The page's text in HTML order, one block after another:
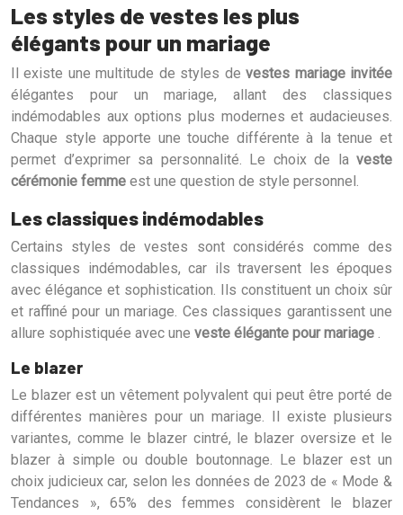
Les styles de vestes les plus
élégants pour un mariage
Il existe une multitude de styles devestes mariage invitée
élégantes pour un mariage, allant des classiques
indémodables aux options plus modernes et audacieuses.
Chaque style apporte une touche différente à la tenue et
permet d’exprimer sa personnalité. Le choix de la veste
cérémonie femme est une question de style personnel.
Les classiques indémodables
Certains styles de vestes sont considérés comme des
classiques indémodables, car ils traversent les époques
avec élégance et sophistication. Ils constituent un choix sûr
et raffiné pour un mariage. Ces classiques garantissent une
allure sophistiquée avec une veste élégante pour mariage
Le blazer
Le blazer est un vêtement polyvalent qui peut être porté de
différentes manières pour un mariage. Il existe plusieurs
variantes, comme le blazer cintré, le blazer oversize et le
blazer à simple ou double boutonnage. Le blazer est un
choix judicieux car, selon les données de 2023 de « Mode &
Tendances », 65% des femmes considèrent le blazer